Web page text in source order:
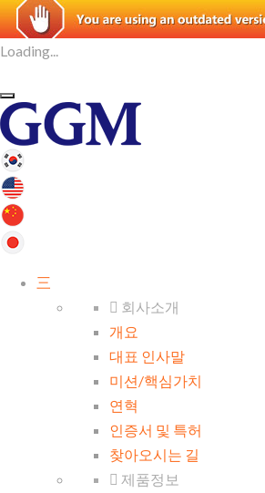
Loading...
三
회사소개
개요
대표 인사말
미션/핵심가치
연혁
인증서 및 특허
찾아오시는 길
제품정보